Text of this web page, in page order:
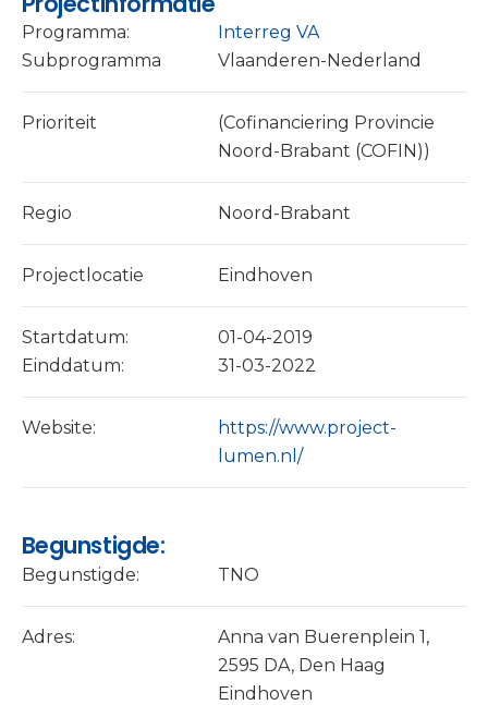
Programma:
Interreg VA
Subprogramma
Vlaanderen-Nederland
Prioriteit
(Cofinanciering Provincie
Noord-Brabant (COFIN))
Regio Noord-Brabant
Projectlocatie Eindhoven
Startdatum:
01-04-2019
Einddatum:
31-03-2022
Website:
https://www.project-
lumen.nl/
Begunstigde:
Begunstigde: TNO
Adres:
Anna van Buerenplein 1,
2595 DA, Den Haag
Eindhoven